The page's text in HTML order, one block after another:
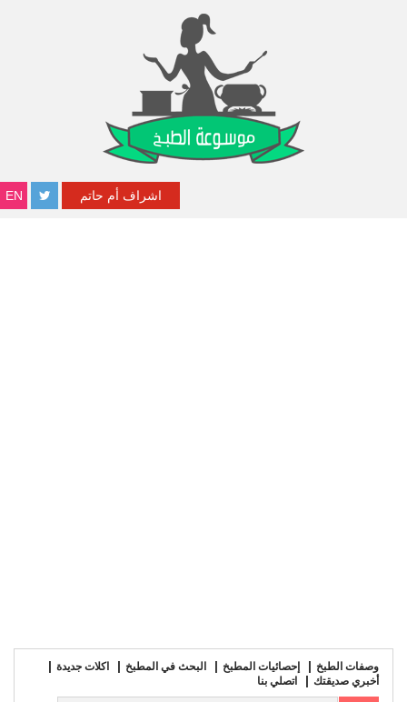
EN اشراف أم حاتم
وصفات الطبخ إحصائيات المطبخ البحث في المطبخ
اكلات جديدة
أخبري صديقتك
اتصلي بنا